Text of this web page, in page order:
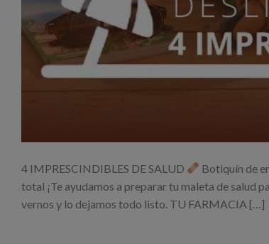
4 IMPRESCINDIBLES DE SALUD Botiquín de
total ¡Te ayudamos a preparar tu maleta de salud
vernos y lo dejamos todo listo. TU FARMACIA […]